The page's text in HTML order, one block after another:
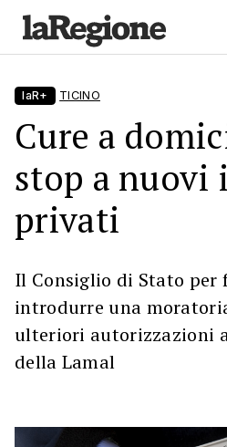
laR+ TICINO
Cure a
stop a nuovi
privati
Il Consiglio di Stato per
introdurre una
ulteriori autorizzazioni
della Lamal